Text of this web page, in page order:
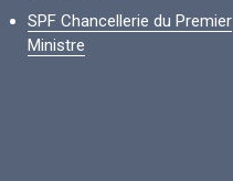
SPF Chancellerie du Premier
Ministre